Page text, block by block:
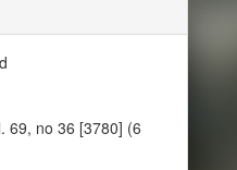
69, no 36 [3780] (6